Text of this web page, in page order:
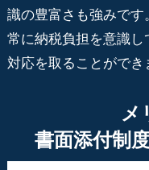
識の豊富さも強みです
常に納税負担を意識
対応を取ることができ
メ
書面添付制